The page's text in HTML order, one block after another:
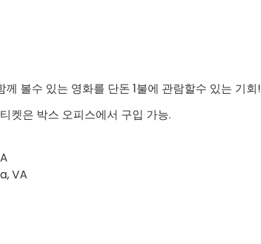
볼수 있는 영화를 단돈 1불에 관람할수 있는 기회!
켓은 박스 오피스에서 구입 가능.
VA